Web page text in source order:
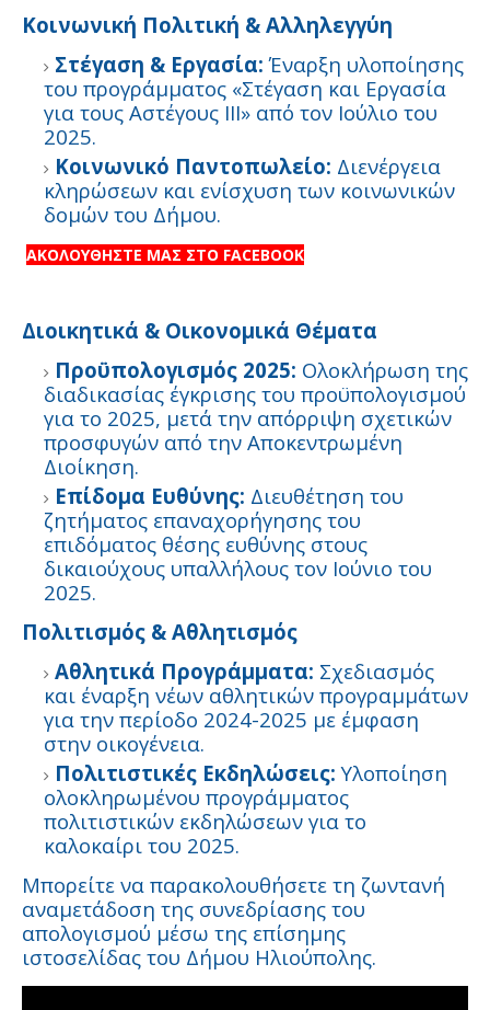
Κοινωνική Πολιτική & Αλληλεγγύη
Στέγαση & Εργασία: Έναρξη υλοποίησης
του προγράμματος «Στέγαση και Εργασία
για τους Αστέγους ΙΙΙ» από τον Ιούλιο του
2025.
Κοινωνικό Παντοπωλείο: Διενέργεια
κληρώσεων και ενίσχυση των κοινωνικών
δομών του Δήμου.
ΑΚΟΛΟΥΘΗΣΤΕ ΜΑΣ ΣΤΟ FACEBOOK
Διοικητικά & Οικονομικά Θέματα
Προϋπολογισμός 2025: Ολοκλήρωση της
διαδικασίας έγκρισης του προϋπολογισμού
για το 2025, μετά την απόρριψη σχετικών
προσφυγών από την Αποκεντρωμένη
Διοίκηση.
Επίδομα Ευθύνης: Διευθέτηση του
ζητήματος επαναχορήγησης του
επιδόματος θέσης ευθύνης στους
δικαιούχους υπαλλήλους τον Ιούνιο του
2025.
Πολιτισμός & Αθλητισμός
Αθλητικά Προγράμματα: Σχεδιασμός
και έναρξη νέων αθλητικών προγραμμάτων
για την περίοδο 2024-2025 με έμφαση
στην οικογένεια.
Πολιτιστικές Εκδηλώσεις: Υλοποίηση
ολοκληρωμένου προγράμματος
πολιτιστικών εκδηλώσεων για το
καλοκαίρι του 2025.
Μπορείτε να παρακολουθήσετε τη ζωντανή
αναμετάδοση της συνεδρίασης του
απολογισμού μέσω της επίσημης
ιστοσελίδας του Δήμου Ηλιούπολης.